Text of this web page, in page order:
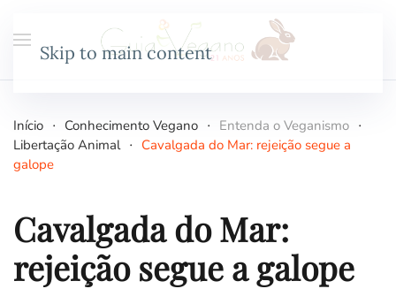
Skip to main content
Início Conhecimento Vegano
Entenda o Veganismo
Libertação Animal
Cavalgada do Mar: rejeição segue a
galope
Cavalgada do Mar:
rejeição segue a galope